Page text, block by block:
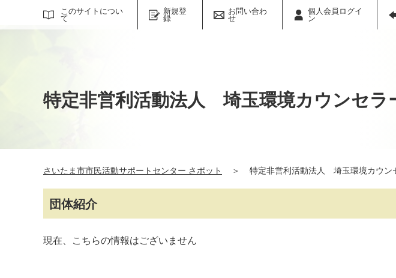
このサイトについ
て
新規登
録
お問い合わ
せ
個人会員ログイ
ン
サイト内検索
特定非営利活動法人 埼玉環境カウンセラ
さいたま市市民活動サポートセンター さポット ＞ 特定非営利活動法人 埼玉環境カウン
団体紹介
現在、こちらの情報はございません